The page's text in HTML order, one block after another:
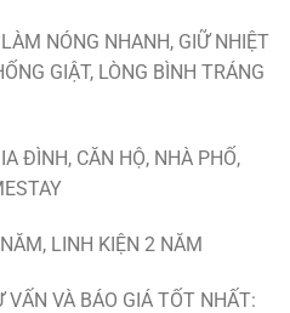
NÓNG NHANH, GIỮ NHIỆT
GIẬT, LÒNG BÌNH TRÁNG
ĐÌNH, CĂN HỘ, NHÀ PHỐ,
LINH KIỆN 2 NĂM
VÀ BÁO GIÁ TỐT NHẤT: